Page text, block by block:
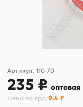
Артикул: 110-70
235 ₽ оптовая
Цена за ярд:9.4 ₽